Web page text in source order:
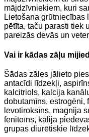
mājdzīvniekiem, kuri
Lietošana grūtniecības
pētīta, taču parasti tiek
pareizās devās un
Vai ir kādas zāļu
Šādas zāles jālieto
antacīdi līdzekļi,
kalcitriols, kalcija
dobutamīns, estrogēni,
levotiroksīns, magnija
fenitoīns, kālija
grupas diurētiskie